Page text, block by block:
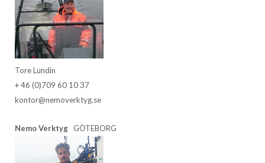
Tore Lundin
+ 46 (0)709 60 10 37
kontor@nemoverktyg.se
Nemo VerktygGÖTEBORG